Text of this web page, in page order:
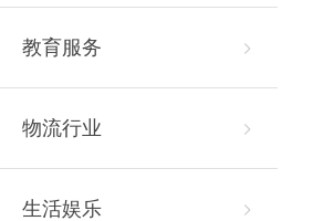
教育服务
物流行业
生活娱乐